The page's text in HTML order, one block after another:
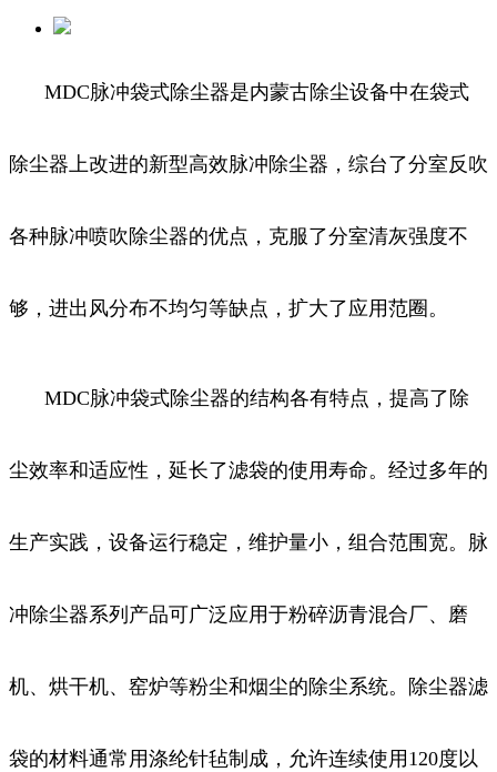
MDC脉冲袋式除尘器是内蒙古除尘设备中在袋式
除尘器上改进的新型高效脉冲除尘器，综台了分室反吹
各种脉冲喷吹除尘器的优点，克服了分室清灰强度不
够，进出风分布不均匀等缺点，扩大了应用范圈。
MDC脉冲袋式除尘器的结构各有特点，提高了除
尘效率和适应性，延长了滤袋的使用寿命。经过多年的
生产实践，设备运行稳定，维护量小，组合范围宽。脉
冲除尘器系列产品可广泛应用于粉碎沥青混合厂、磨
机、烘干机、窑炉等粉尘和烟尘的除尘系统。除尘器滤
袋的材料通常用涤纶针毡制成，允许连续使用120度以